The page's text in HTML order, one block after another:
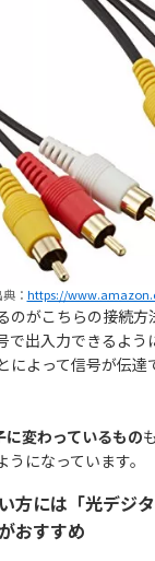
： https://
のがこちらの接続方
出入力できるよう
によって信号が伝達
に変わっているもの
になっています。
方には「光デジ
おすすめ